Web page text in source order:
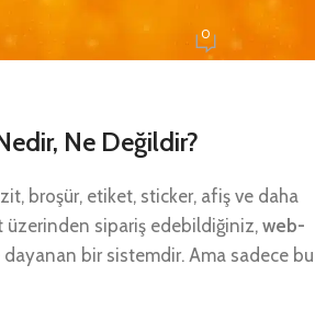
0
Ne Değildir?
broşür, etiket, sticker, afiş ve daha
üzerinden sipariş edebildiğiniz, web-
bir sistemdir. Ama sadece bu